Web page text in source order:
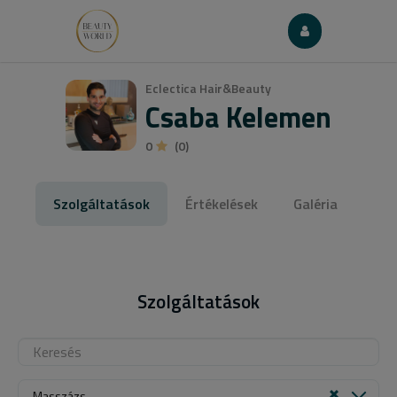
Eclectica Hair&Beauty
Csaba Kelemen
0 (0)
Szolgáltatások Értékelések Galéria
Szolgáltatások